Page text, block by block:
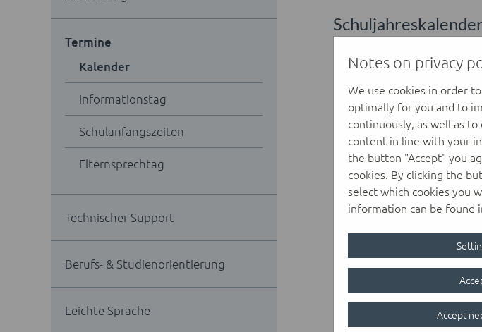
Notes on privacy
We use cookies in order
optimally for you and to
continuously, as well as
content in line with your
the button "Accept" you
cookies. By clicking the
select which cookies you
information can be found
Accept
Termine
Kalender
Informationstag
Schulanfangszeiten
Elternsprechtag
Technischer Support
Berufs- & Studienorientierung
Leichte Sprache
Schuljahreskalender